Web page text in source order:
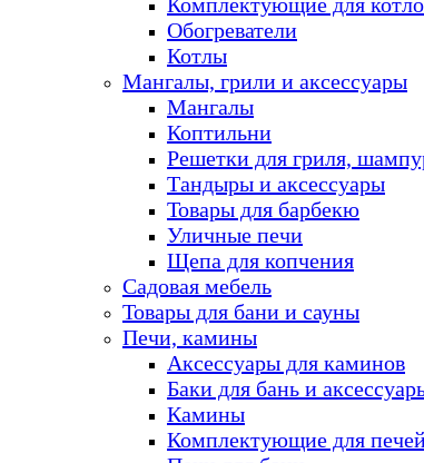
Обогреватели
Котлы
Мангалы, грили и аксессуары
Мангалы
Коптильни
Решетки для гриля,
Тандыры и аксессуары
Товары для барбекю
Уличные печи
Щепа для копчения
Садовая мебель
Товары для бани и сауны
Печи, камины
Аксессуары для каминов
Баки для бань и
Камины
Комплектующие для